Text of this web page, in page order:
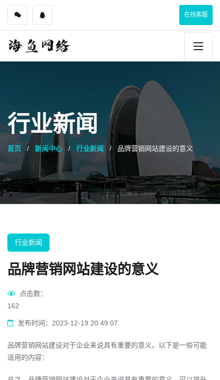
在线客服
行业新闻
首页 新闻中心 行业新闻 品牌营销网站建设的意义
行业新闻
品牌营销网站建设的意义
点击数：
162
发布时间：2023-12-19 20:49:07
品牌营销网站建设对于企业来说具有重要的意义。以下是一些可能
适用的内容：